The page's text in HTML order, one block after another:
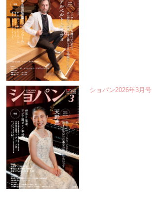
ショパン2026年3月号